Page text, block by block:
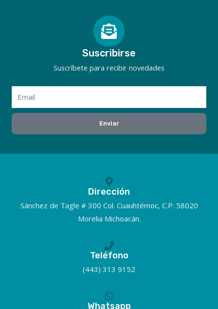
Suscribirse
Suscríbete para recibir novedades
Enviar
Dirección
Sánchez de Tagle # 300 Col. Cuauhtémoc, C.P. 58020
Morelia Michoacán.
Teléfono
(443) 313 9152
Whatsapp